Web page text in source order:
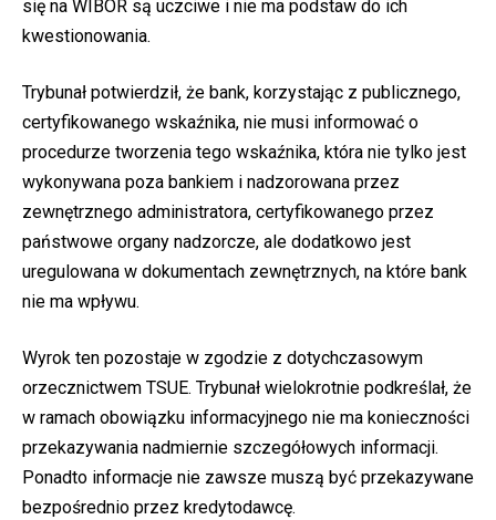
się na WIBOR są uczciwe i nie ma podstaw do ich
kwestionowania.
Trybunał potwierdził, że bank, korzystając z publicznego,
certyfikowanego wskaźnika, nie musi informować o
procedurze tworzenia tego wskaźnika, która nie tylko jest
wykonywana poza bankiem i nadzorowana przez
zewnętrznego administratora, certyfikowanego przez
państwowe organy nadzorcze, ale dodatkowo jest
uregulowana w dokumentach zewnętrznych, na które bank
nie ma wpływu.
Wyrok ten pozostaje w zgodzie z dotychczasowym
orzecznictwem TSUE. Trybunał wielokrotnie podkreślał, że
w ramach obowiązku informacyjnego nie ma konieczności
przekazywania nadmiernie szczegółowych informacji.
Ponadto informacje nie zawsze muszą być przekazywane
bezpośrednio przez kredytodawcę.